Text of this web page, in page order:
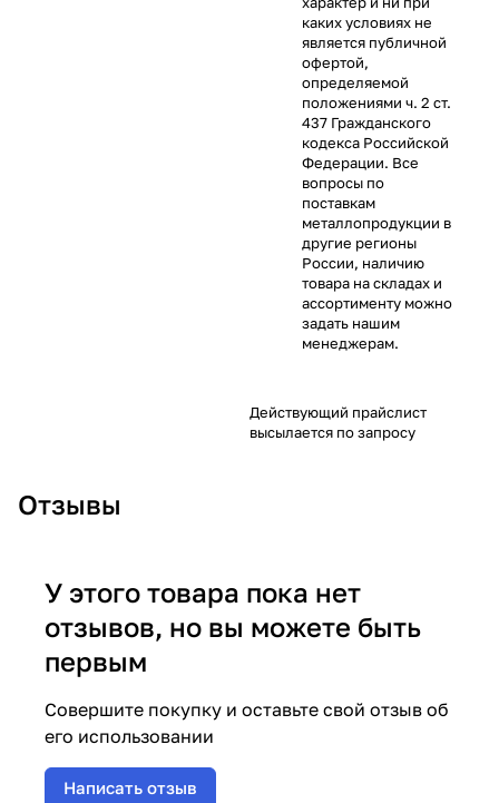
каких условиях не
является публичной
офертой,
определяемой
положениями ч. 2 ст.
437 Гражданского
кодекса Российской
Федерации. Все
вопросы по
поставкам
металлопродукции в
другие регионы
России, наличию
товара на складах и
ассортименту можно
задать нашим
менеджерам.
Действующий прайслист
высылается по запросу
Отзывы
У этого товара пока нет
отзывов, но вы можете быть
первым
Совершите покупку и оставьте свой отзыв об
его использовании
Написать отзыв